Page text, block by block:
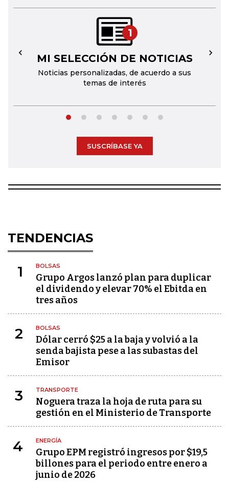
1
MI SELECCIÓN DE NOTICIAS
Noticias personalizadas, de acuerdo a sus
temas de interés
← →
SUSCRÍBASE YA
TENDENCIAS
1 BOLSAS
Grupo Argos lanzó plan para duplicar
el dividendo y elevar 70% el Ebitda en
tres años
2 BOLSAS
Dólar cerró $25 a la baja y volvió a la
senda bajista pese a las subastas del
Emisor
3 TRANSPORTE
Noguera traza la hoja de ruta para su
gestión en el Ministerio de Transporte
4 ENERGÍA
Grupo EPM registró ingresos por $19,5
billones para el periodo entre enero a
junio de 2026